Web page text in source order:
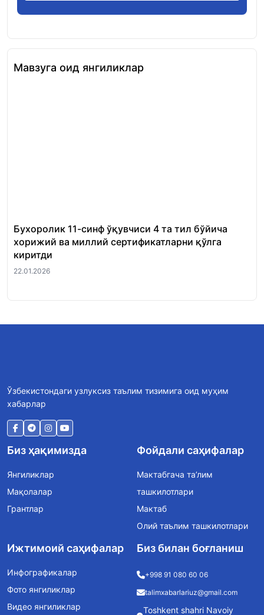
Мавзуга оид янгиликлар
Бухоролик 11-синф ўқувчиси 4 та тил бўйича
хорижий ва миллий сертификатларни қўлга
киритди
22.01.2026
Ўзбекистондаги узлуксиз таълим тизимига оид муҳим
хабарлар
Биз ҳақимизда
Янгиликлар
Мақолалар
Грантлар
Фойдали саҳифалар
Мактабгача та’лим
ташкилотлари
Мактаб
Олий таълим ташкилотлари
Ижтимоий саҳифалар
Инфографикалар
Фото янгиликлар
Видео янгиликлар
Биз билан боғланиш
+998 91 080 60 06
talimxabarlariuz@gmail.com
Toshkent shahri Navoiy